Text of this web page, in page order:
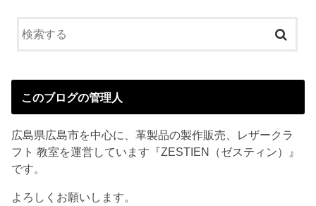
このブログの管理人
広島県広島市を中心に、革製品の製作販売、レザークラ
フト 教室を運営しています『ZESTIEN（ゼスティン）』
です。
よろしくお願いします。